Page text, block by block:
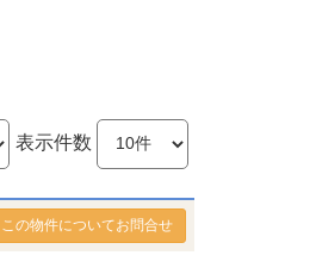
表示件数
この物件についてお問合せ